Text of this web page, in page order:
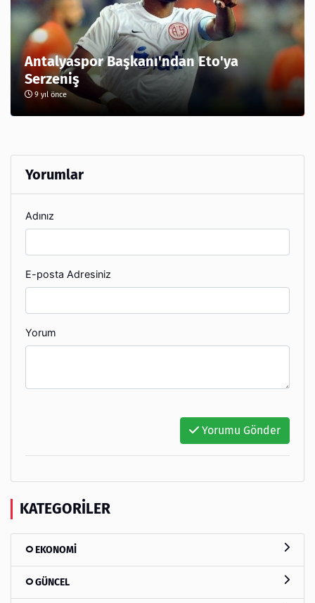
Antalyaspor Başkanı'ndan Eto'ya
Serzeniş
9 yıl önce
Yorumlar
Adınız
E-posta Adresiniz
Yorum
Yorumu Gönder
KATEGORILER
EKONOMİ
GÜNCEL